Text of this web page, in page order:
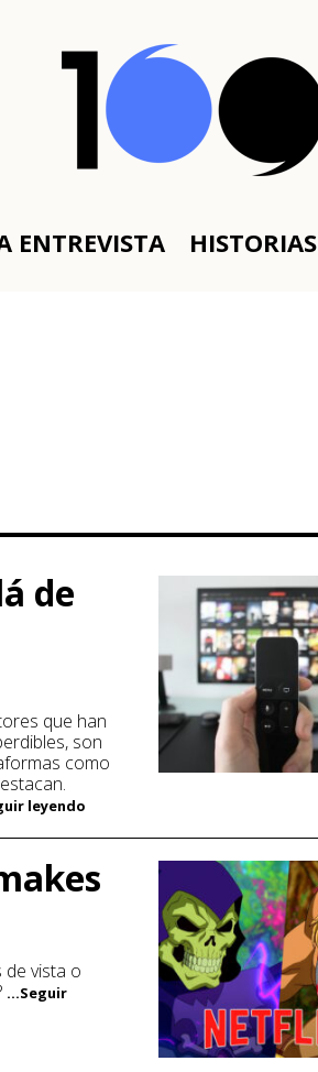
ENTREVISTA HISTORIAS
de
que han
son
como
leyendo
de vista o
...Seguir